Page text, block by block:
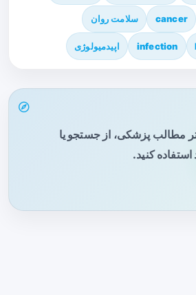
cancer سلامت روان
infection اپیدمیولوژی
مطالب پزشکی، از جستجو یا
کنید.